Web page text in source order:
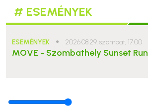
# ESEMÉNYEK
ESEMÉNYEK ● 2026.08.29. szombat, 17:00
MOVE - Szombathely Sunset Run